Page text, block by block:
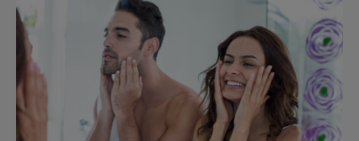
за
кожей
изнутри
снаружи